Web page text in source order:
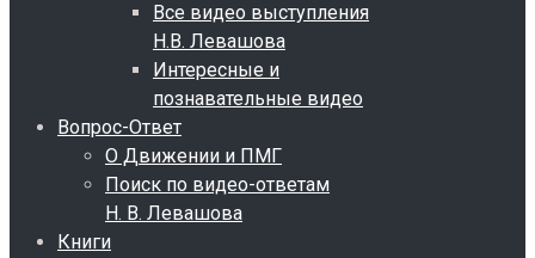
Все видео выступления
Н.В. Левашова
Интересные и
познавательные видео
Вопрос-Ответ
О Движении и ПМГ
Поиск по видео-ответам
Н. В. Левашова
Книги